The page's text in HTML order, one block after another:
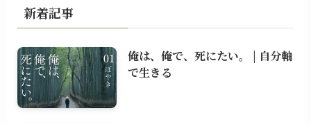
新着記事
俺は、俺で、死にたい。 | 自分軸
で生きる